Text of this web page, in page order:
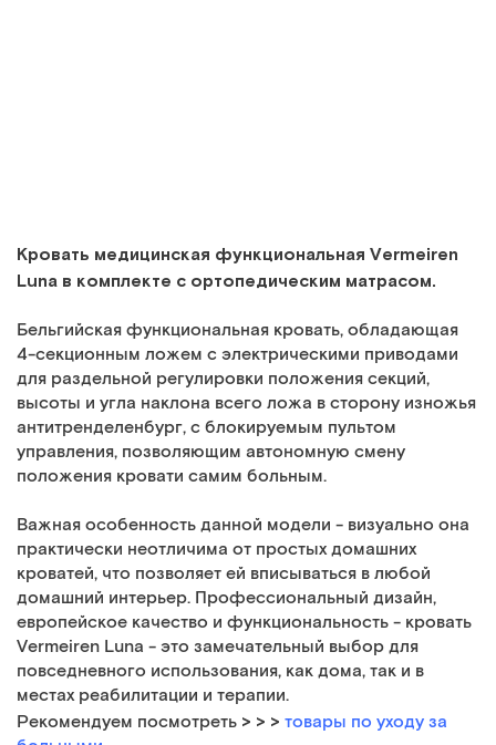
Кровать медицинская функциональная Vermeiren
Luna в комплекте с ортопедическим матрасом.
Бельгийская функциональная кровать, обладающая
4-секционным ложем с электрическими приводами
для раздельной регулировки положения секций,
высоты и угла наклона всего ложа в сторону изножья
антитренделенбург, с блокируемым пультом
управления, позволяющим автономную смену
положения кровати самим больным.
Важная особенность данной модели - визуально она
практически неотличима от простых домашних
кроватей, что позволяет ей вписываться в любой
домашний интерьер. Профессиональный дизайн,
европейское качество и функциональность - кровать
Vermeiren Luna - это замечательный выбор для
повседневного использования, как дома, так и в
местах реабилитации и терапии.
Рекомендуем посмотреть > > > товары по уходу за